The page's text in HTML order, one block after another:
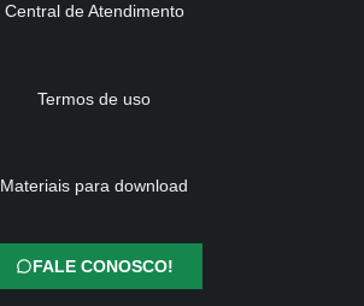
Central de Atendimento
Termos de uso
Materiais para download
FALE CONOSCO!